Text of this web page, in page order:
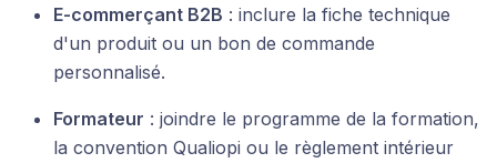
E-commerçant B2B : inclure la fiche technique
d'un produit ou un bon de commande
personnalisé.
Formateur : joindre le programme de la formation,
la convention Qualiopi ou le règlement intérieur